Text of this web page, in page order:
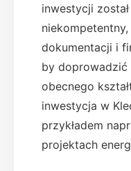
inwestycji
dokumentacji i
by doprowadzić
obecnego
inwestycja w
przykładem
projektach